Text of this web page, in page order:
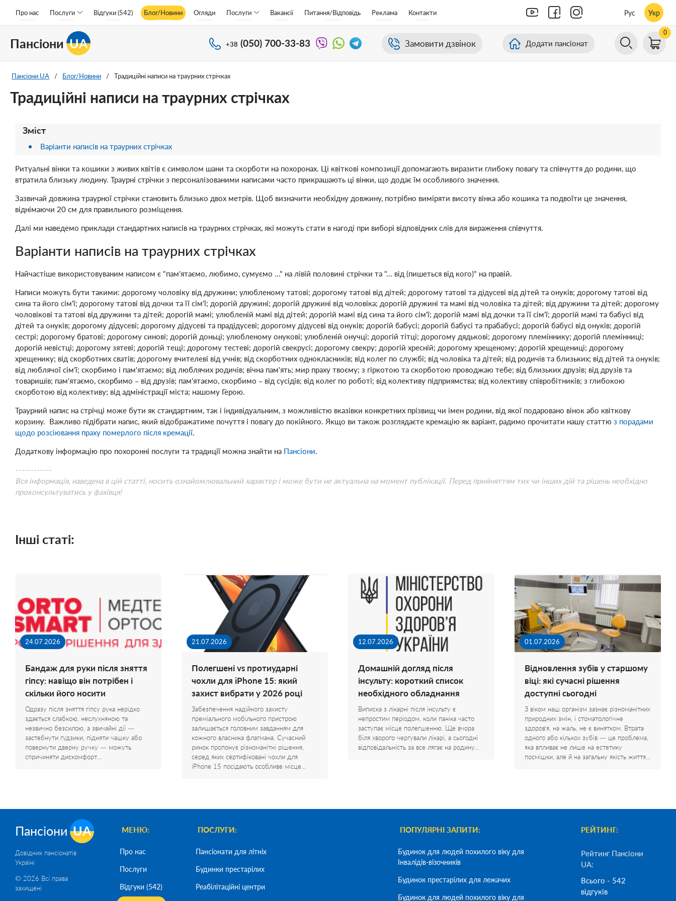
Про нас Послуги Відгуки (542) Блог/Новини Огляди Послуги Вакансії Питання/Відповідь Реклама Контакти Рус Укр
Пансіони UA +38 (050) 700-33-83 Замовити дзвінок Додати пансіонат
0
Пансіони UA / Блог/Новини / Традиційні написи на траурних стрічках
Традиційні написи на траурних стрічках
Зміст
Варіанти написів на траурних стрічках
Ритуальні вінки та кошики з живих квітів є символом шани та скорботи на похоронах. Ці квіткові композиції допомагають виразити глибоку повагу та співчуття до родини, що
втратила близьку людину. Траурні стрічки з персоналізованими написами часто прикрашають ці вінки, що додає їм особливого значення.
Зазвичай довжина траурної стрічки становить близько двох метрів. Щоб визначити необхідну довжину, потрібно виміряти висоту вінка або кошика та подвоїти це значення,
віднімаючи 20 см для правильного розміщення.
Далі ми наведемо приклади стандартних написів на траурних стрічках, які можуть стати в нагоді при виборі відповідних слів для вираження співчуття.
Варіанти написів на траурних стрічках
Найчастіше використовуваним написом є "пам'ятаємо, любимо, сумуємо ..." на лівій половині стрічки та "... від (пишеться від кого)" на правій.
Написи можуть бути такими: дорогому чоловіку від дружини; улюбленому татові; дорогому татові від дітей; дорогому татові та дідусеві від дітей та онуків; дорогому татові від
сина та його сім'ї; дорогому татові від дочки та її сім'ї; дорогій дружині; дорогій дружині від чоловіка; дорогій дружині та мамі від чоловіка та дітей; від дружини та дітей; дорогому
чоловікові та татові від дружини та дітей; дорогій мамі; улюбленій мамі від дітей; дорогій мамі від сина та його сім'ї; дорогій мамі від дочки та її сім'ї; дорогій мамі та бабусі від
дітей та онуків; дорогому дідусеві; дорогому дідусеві та прадідусеві; дорогому дідусеві від онуків; дорогій бабусі; дорогій бабусі та прабабусі; дорогій бабусі від онуків; дорогій
сестрі; дорогому братові; дорогому синові; дорогій доньці; улюбленому онукові; улюбленій онучці; дорогій тітці; дорогому дядькові; дорогому племіннику; дорогій племінниці;
дорогій невістці; дорогому зятеві; дорогій тещі; дорогому тестеві; дорогій свекрусі; дорогому свекру; дорогій хресній; дорогому хрещеному; дорогій хрещениці; дорогому
хрещенику; від скорботних сватів; дорогому вчителеві від учнів; від скорботних однокласників; від колег по службі; від чоловіка та дітей; від родичів та близьких; від дітей та онуків;
від люблячої сім'ї; скорбимо і пам'ятаємо; від люблячих родичів; вічна пам'ять; мир праху твоєму; з гіркотою та скорботою проводжаю тебе; від близьких друзів; від друзів та
товаришів; пам'ятаємо, скорбимо – від друзів; пам'ятаємо, скорбимо – від сусідів; від колег по роботі; від колективу підприямства; від колективу співробітників; з глибокою
скорботою від колективу; від адміністрації міста; нашому Герою.
Траурний напис на стрічці може бути як стандартним, так і індивідуальним, з можливістю вказівки конкретних прізвищ чи імен родини, від якої подаровано вінок або квіткову
корзину. Важливо підібрати напис, який відображатиме почуття і повагу до покійного. Якщо ви також розглядаєте кремацію як варіант, радимо прочитати нашу статтю з порадами
щодо розсіювання праху померлого після кремації
Додаткову інформацію про похоронні послуги та традиції можна знайти на Пансіони
------------
Вся інформація, наведена в цій статті, носить ознайомлювальний характер і може бути не актуальна на момент публікації. Перед прийняттям тих чи інших дій та рішень необхідно
проконсультуватись у фахівця!
Інші статі:
24.07.2026
Бандаж для руки після зняття
гіпсу: навіщо він потрібен і
скільки його носити
Одразу після зняття гіпсу рука нерідко
здається слабкою, неслухняною та
незвично безсилою, а звичайні дії —
застебнути ґудзики, підняти чашку або
повернути дверну ручку — можуть
спричиняти дискомфорт…
21.07.2026
Полегшені vs протиударні
чохли для iPhone 15: який
захист вибрати у 2026 році
Забезпечення надійного захисту
преміального мобільного пристрою
залишається головним завданням для
кожного власника флагмана. Сучасний
ринок пропонує різноманітні рішення,
серед яких сертифіковані чохли для
iPhone 15 посідають особливе місце…
12.07.2026
Домашній догляд після
інсульту: короткий список
необхідного обладнання
Виписка з лікарні після інсульту є
непростим періодом, коли паніка часто
заступає місце полегшенню. Ще вчора
біля хворого чергували лікарі, а сьогодні
відповідальність за все лягає на родину…
01.07.2026
Відновлення зубів у старшому
віці: які сучасні рішення
доступні сьогодні
З віком наш організм зазнає різноманітних
природних змін, і стоматологічне
здоров’я, на жаль, не є винятком. Втрата
одного або кількох зубів — це проблема,
яка впливає не лише на естетику
посмішки, але й на загальну якість життя…
Пансіони UA
Довідник пансіонатів
Україні
© 2026 Всі права
захищені
МЕНЮ:
Про нас
Послуги
Відгуки (542)
ПОСЛУГИ:
Пансіонати для літніх
Будинки престарілих
Реабілітаційні центри
ПОПУЛЯРНІ ЗАПИТИ:
Будинок для людей похилого віку для
Інвалідів-візочників
Будинок престарілих для лежачих
Будинок для людей похилого віку для
РЕЙТИНГ:
Рейтинг Пансіони
UA:
Всього - 542
відгуків